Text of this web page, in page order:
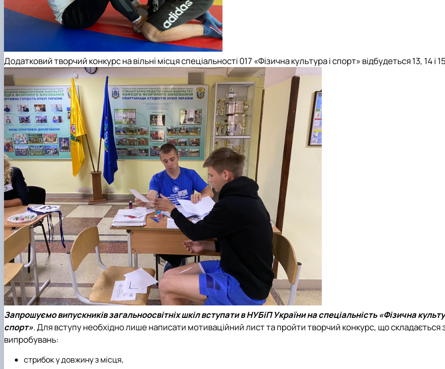
Додатковий творчий конкурс на вільні місця спеціальності 017 «Фізична культура і спорт» відбудеться13, 14і
Запрошуємо випускників загальноосвітніх шкіл вступати в НУБіП України на спеціальність «Фізична
спорт». Для вступу необхідно лише написати мотиваційний лист та пройти творчий конкурс, що складається
випробувань:
стрибок у довжину з місця,